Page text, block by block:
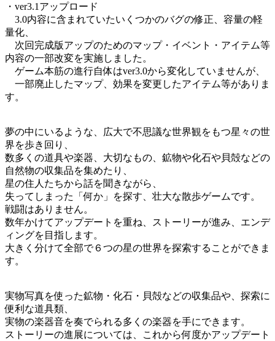
・ver3.1アップロード
3.0内容に含まれていたいくつかのバグの修正、容量の軽
量化、
次回完成版アップのためのマップ・イベント・アイテム等
内容の一部改変を実施しました。
ゲーム本筋の進行自体はver3.0から変化していませんが、
一部廃止したマップ、効果を変更したアイテム等がありま
す。
夢の中にいるような、広大で不思議な世界観をもつ星々の世
界を歩き回り、
数多くの道具や楽器、大切なもの、鉱物や化石や貝殻などの
自然物の収集品を集めたり、
星の住人たちから話を聞きながら、
失ってしまった「何か」を探す、壮大な散歩ゲームです。
戦闘はありません。
数年かけてアップデートを重ね、ストーリーが進み、エンデ
ィングを目指します。
大きく分けて全部で６つの星の世界を探索することができま
す。
実物写真を使った鉱物・化石・貝殻などの収集品や、探索に
便利な道具類、
実物の楽器音を奏でられる多くの楽器を手にできます。
ストーリーの進展については、これから何度かアップデート